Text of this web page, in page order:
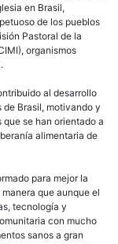
en Brasil,
de los pueblos
Pastoral de la
organismos
al desarrollo
Brasil, motivando y
se han orientado a
alimentaria de
para mejor la
que aunque el
tecnología y
con mucho
sanos a gran